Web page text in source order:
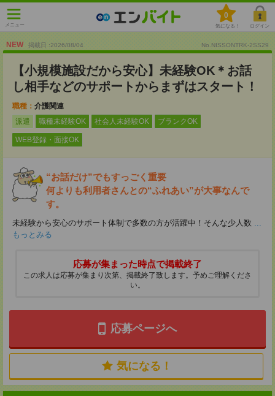
メニュー
0
気になる！ ログイン
NEW 掲載日 :2026/08/04 No.NISSONTRK-2SS29
【小規模施設だから安心】未経験OK＊お話
し相手などのサポートからまずはスタート！
職種： 介護関連
派遣
職種未経験OK 社会人未経験OK ブランクOK
WEB登録・面接OK
“お話だけ”でもすっごく重要
何よりも利用者さんとの“ふれあい”が大事なんで
す。
未経験から安心のサポート体制で多数の方が活躍中！そんな少人数 ...
もっとみる
応募が集まった時点で掲載終了
この求人は応募が集まり次第、掲載終了致します。予めご理解くださ
い。
応募ページへ
気になる！